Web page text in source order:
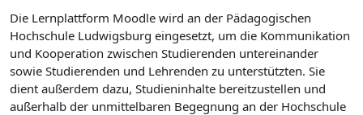
Die Lernplattform Moodle wird an der Pädagogischen
Hochschule Ludwigsburg eingesetzt, um die Kommunikation
und Kooperation zwischen Studierenden untereinander
sowie Studierenden und Lehrenden zu unterstützten. Sie
dient außerdem dazu, Studieninhalte bereitzustellen und
außerhalb der unmittelbaren Begegnung an der Hochschule